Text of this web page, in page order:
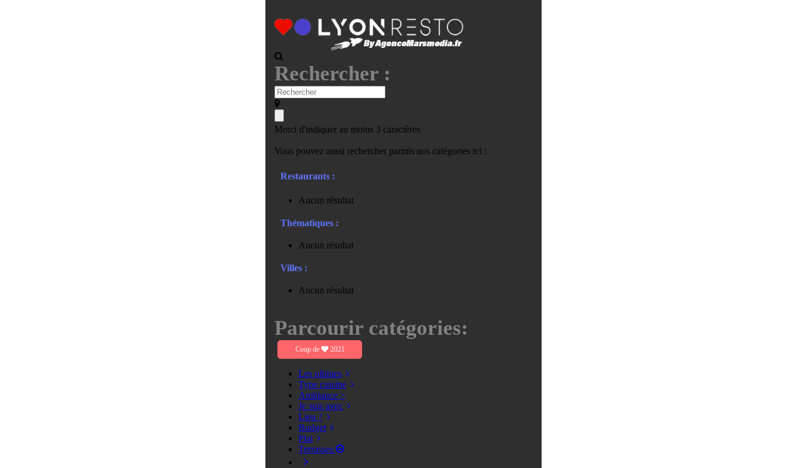
Rechercher :
Merci d'indiquer au moins 3 caractères
Vous pouvez aussi rechercher parmis nos catégories ici :
Restaurants :
Aucun résultat
Thématiques :
Aucun résultat
Villes :
Aucun résultat
Parcourir catégories:
Coup de 2021
Les ultimes
Type cuisine
Ambiance >
Je suis avec
Lieu ?
Budget
Plat
Terrasses